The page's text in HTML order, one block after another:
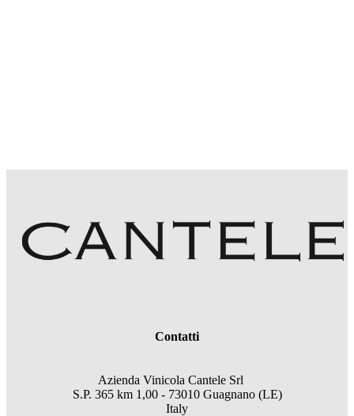
Contatti
Azienda Vinicola Cantele Srl
S.P. 365 km 1,00 - 73010 Guagnano (LE)
Italy